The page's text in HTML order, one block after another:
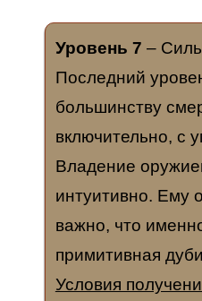
Уровень 7 –
Последний
большинству
включительно, с
Владение
интуитивно. Ему
важно, что
примитивная
Условия